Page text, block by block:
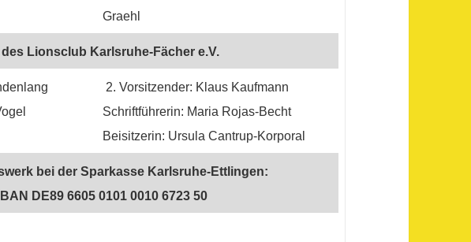
Graehl
Lionsclub Karlsruhe-Fächer e.V.
2. Vorsitzender: Klaus Kaufmann
Schriftführerin: Maria Rojas-Becht
Beisitzerin: Ursula Cantrup-Korporal
bei der Sparkasse Karlsruhe-Ettlingen:
DE89 6605 0101 0010 6723 50